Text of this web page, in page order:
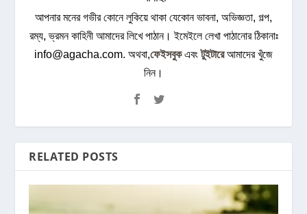
আপনার মনের গভীর কোনে লুকিয়ে থাকা যেকোন ভাবনা, অভিজ্ঞতা, গল্প,
রম্য, ভ্রমন কাহিনী আমাদের লিখে পাঠান। ইমেইলে লেখা পাঠানোর ঠিকানাঃ
info@agacha.com. অথবা,ফেইসবুকএবংটুইটারেআমাদের খুঁজে
নিন।
RELATED POSTS